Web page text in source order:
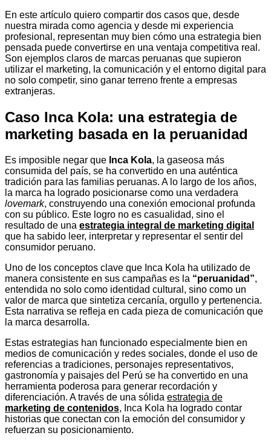
En este artículo quiero compartir dos casos que, desde
nuestra mirada como agencia y desde mi experiencia
profesional, representan muy bien cómo una estrategia bien
pensada puede convertirse en una ventaja competitiva real.
Son ejemplos claros de marcas peruanas que supieron
utilizar el marketing, la comunicación y el entorno digital para
no solo competir, sino ganar terreno frente a empresas
extranjeras.
Caso Inca Kola: una estrategia de
marketing basada en la peruanidad
Es imposible negar que Inca Kola, la gaseosa más
consumida del país, se ha convertido en una auténtica
tradición para las familias peruanas. A lo largo de los años,
la marca ha logrado posicionarse como una verdadera
lovemark, construyendo una conexión emocional profunda
con su público. Este logro no es casualidad, sino el
resultado de una estrategia integral de marketing digital
que ha sabido leer, interpretar y representar el sentir del
consumidor peruano.
Uno de los conceptos clave que Inca Kola ha utilizado de
manera consistente en sus campañas es la “peruanidad”,
entendida no solo como identidad cultural, sino como un
valor de marca que sintetiza cercanía, orgullo y pertenencia.
Esta narrativa se refleja en cada pieza de comunicación que
la marca desarrolla.
Estas estrategias han funcionado especialmente bien en
medios de comunicación y redes sociales, donde el uso de
referencias a tradiciones, personajes representativos,
gastronomía y paisajes del Perú se ha convertido en una
herramienta poderosa para generar recordación y
diferenciación. A través de una sólida estrategia de
marketing de contenidos, Inca Kola ha logrado contar
historias que conectan con la emoción del consumidor y
refuerzan su posicionamiento.